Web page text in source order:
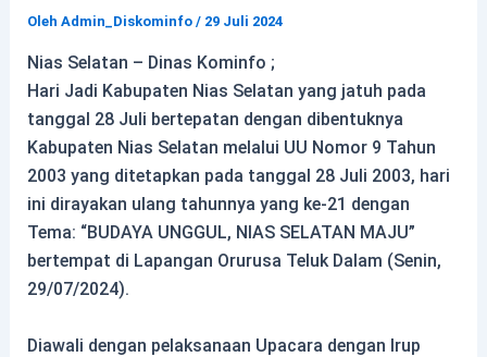
Oleh Admin_Diskominfo / 29 Juli 2024
Nias Selatan – Dinas Kominfo ;
Hari Jadi Kabupaten Nias Selatan yang jatuh pada
tanggal 28 Juli bertepatan dengan dibentuknya
Kabupaten Nias Selatan melalui UU Nomor 9 Tahun
2003 yang ditetapkan pada tanggal 28 Juli 2003, hari
ini dirayakan ulang tahunnya yang ke-21 dengan
Tema: “BUDAYA UNGGUL, NIAS SELATAN MAJU”
bertempat di Lapangan Orurusa Teluk Dalam (Senin,
29/07/2024).
Diawali dengan pelaksanaan Upacara dengan Irup